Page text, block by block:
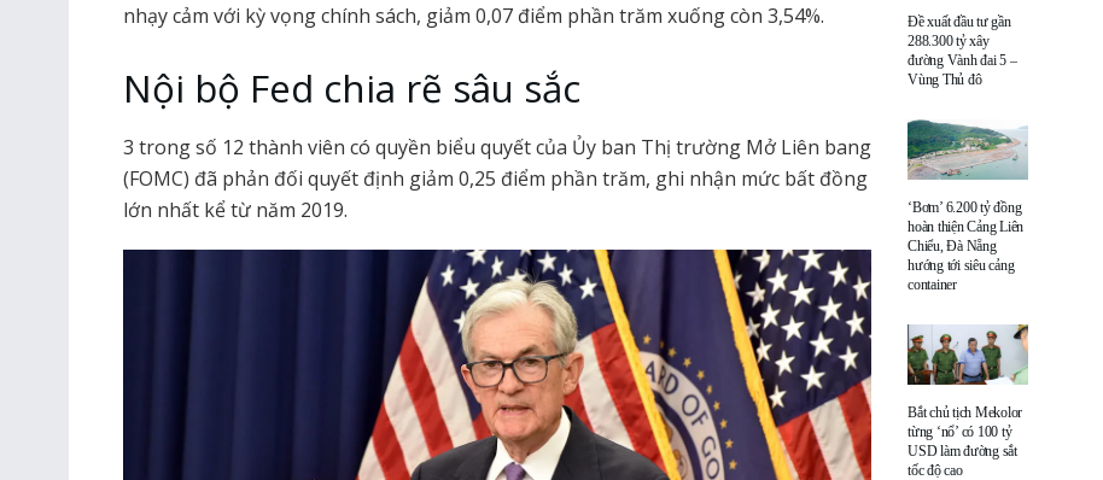
nhạy cảm với kỳ vọng chính sách, giảm 0,07 điểm phần trăm xuống còn 3,54%.
Nội bộ Fed chia rẽ sâu sắc
3 trong số 12 thành viên có quyền biểu quyết của Ủy ban Thị trường Mở Liên bang
(FOMC) đã phản đối quyết định giảm 0,25 điểm phần trăm, ghi nhận mức bất đồng
lớn nhất kể từ năm 2019.
Đề xuất đầu tư gần
288.300 tỷ xây
đường Vành đai 5 –
Vùng Thủ đô
‘Bơm’ 6.200 tỷ đồng
hoàn thiện Cảng Liên
Chiểu, Đà Nẵng
hướng tới siêu cảng
container
Bắt chủ tịch Mekolor
từng ‘nổ’ có 100 tỷ
USD làm đường sắt
tốc độ cao